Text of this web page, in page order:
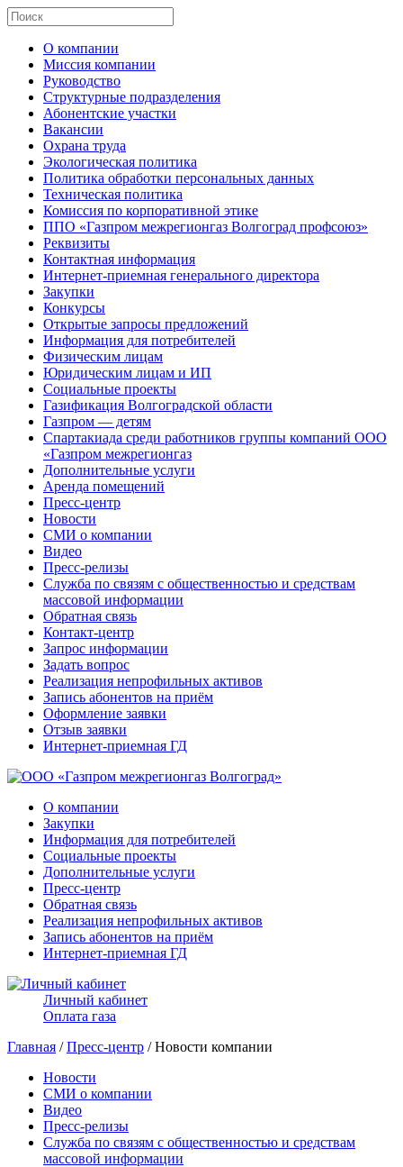
О компании
Миссия компании
Руководство
Структурные подразделения
Абонентские участки
Вакансии
Охрана труда
Экологическая политика
Политика обработки персональных данных
Техническая политика
Комиссия по корпоративной этике
ППО «Газпром межрегионгаз Волгоград профсоюз»
Реквизиты
Контактная информация
Интернет-приемная генерального директора
Закупки
Конкурсы
Открытые запросы предложений
Информация для потребителей
Физическим лицам
Юридическим лицам и ИП
Социальные проекты
Газификация Волгоградской области
Газпром — детям
Спартакиада среди работников группы компаний ООО
«Газпром межрегионгаз
Дополнительные услуги
Аренда помещений
Пресс-центр
Новости
СМИ о компании
Видео
Пресс-релизы
Служба по связям с общественностью и средствам
массовой информации
Обратная связь
Контакт-центр
Запрос информации
Задать вопрос
Реализация непрофильных активов
Запись абонентов на приём
Оформление заявки
Отзыв заявки
Интернет-приемная ГД
О компании
Закупки
Информация для потребителей
Социальные проекты
Дополнительные услуги
Пресс-центр
Обратная связь
Реализация непрофильных активов
Запись абонентов на приём
Интернет-приемная ГД
Личный кабинет
Оплата газа
Главная /Пресс-центр / Новости компании
Новости
СМИ о компании
Видео
Пресс-релизы
Служба по связям с общественностью и средствам
массовой информации